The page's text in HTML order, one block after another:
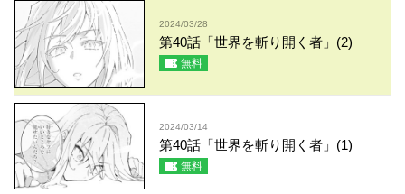
2024/03/28
第40話「世界を斬り開く者」(2)
無料
2024/03/14
第40話「世界を斬り開く者」(1)
無料